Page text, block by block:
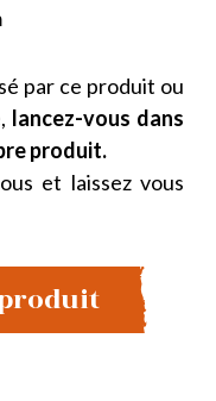
par ce produit ou
lancez-vous dans
produit.
et laissez vous